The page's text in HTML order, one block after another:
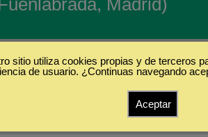
Madrid)
sitio utiliza cookies propias y de terceros
de usuario. ¿Continuas navegando
Aceptar